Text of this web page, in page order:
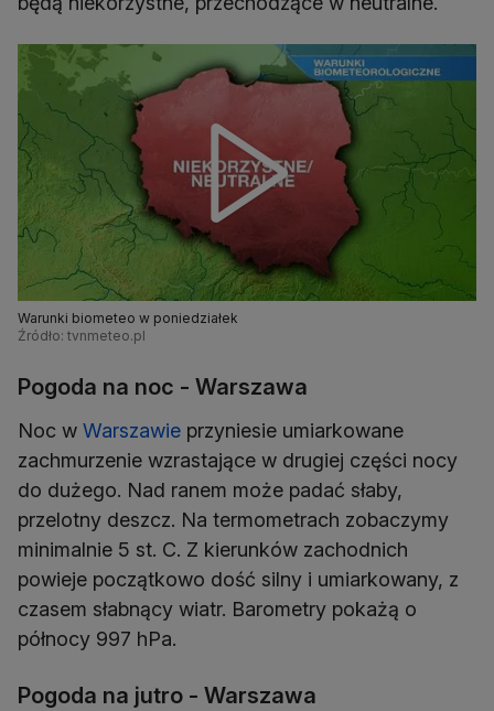
Warunki biometeo w poniedziałek
Źródło: tvnmeteo.pl
Pogoda na noc - Warszawa
Noc w Warszawie przyniesie umiarkowane
zachmurzenie wzrastające w drugiej części nocy
do dużego. Nad ranem może padać słaby,
przelotny deszcz. Na termometrach zobaczymy
minimalnie 5 st. C. Z kierunków zachodnich
powieje początkowo dość silny i umiarkowany, z
czasem słabnący wiatr. Barometry pokażą o
Pogoda na jutro - Warszawa